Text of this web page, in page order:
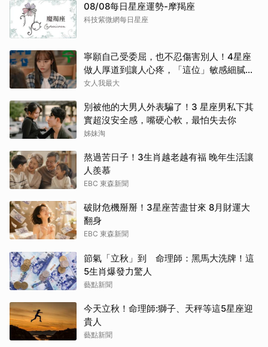
08/08每日星座運勢-摩羯座
科技紫微網每日星座
寧願自己受委屈，也不忍傷害別人！4星座
做人厚道到讓人心疼，「這位」敏感細膩搞
得自己不斷內耗
女人我最大
別被他的大男人外表騙了！3 星座男私下其
實超沒安全感，嘴硬心軟，最怕失去你
姊妹淘
熬過苦日子！3生肖越老越有福 晚年生活讓
人羨慕
EBC 東森新聞
破財危機掰掰！3星座苦盡甘來 8月財運大
翻身
EBC 東森新聞
節氣「立秋」到 命理師：黑馬大洗牌！這
5生肖爆發力驚人
藝點新聞
今天立秋！命理師:獅子、天秤等這5星座迎
貴人
藝點新聞